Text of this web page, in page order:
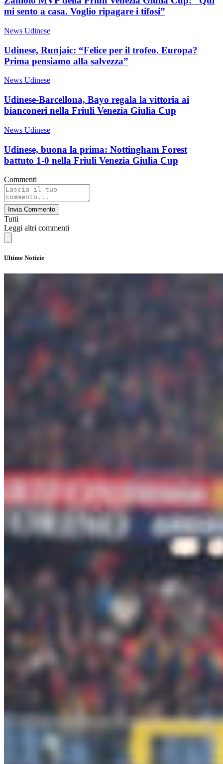
mi sento a casa. Voglio ripagare i tifosi”
News Udinese
Udinese, Runjaic: “Felice per il trofeo. Europa?
Prima pensiamo alla salvezza”
News Udinese
Udinese-Barcellona, Bayo regala la vittoria ai
bianconeri nella Friuli Venezia Giulia Cup
News Udinese
Udinese, buona la prima: Nottingham Forest
battuto 1-0 nella Friuli Venezia Giulia Cup
Commenti
Invia Commento
Tutti
Leggi altri commenti
Ultime Notizie